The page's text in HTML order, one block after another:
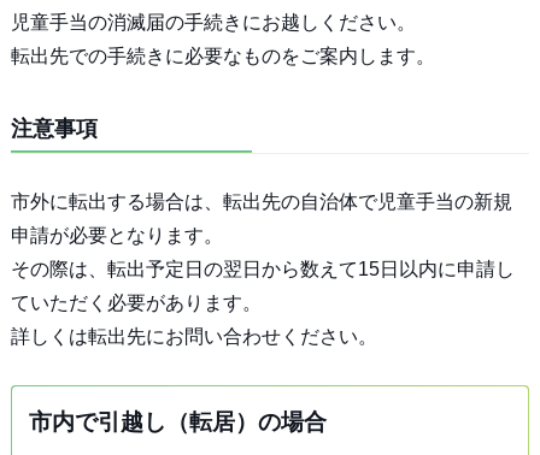
児童手当の消滅届の手続きにお越しください。
転出先での手続きに必要なものをご案内します。
注意事項
市外に転出する場合は、転出先の自治体で児童手当の新規
申請が必要となります。
その際は、転出予定日の翌日から数えて15日以内に申請し
ていただく必要があります。
詳しくは転出先にお問い合わせください。
市内で引越し（転居）の場合